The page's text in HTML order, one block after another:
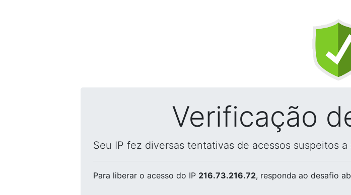
Verificação
Seu IP fez diversas tentativas de acessos suspeitos
Para liberar o acesso do IP 216.73.216.72, responda ao desafio